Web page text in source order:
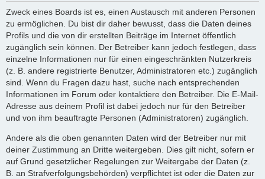
Zweck eines Boards ist es, einen Austausch mit anderen Personen
zu ermöglichen. Du bist dir daher bewusst, dass die Daten deines
Profils und die von dir erstellten Beiträge im Internet öffentlich
zugänglich sein können. Der Betreiber kann jedoch festlegen, dass
einzelne Informationen nur für einen eingeschränkten Nutzerkreis
(z. B. andere registrierte Benutzer, Administratoren etc.) zugänglich
sind. Wenn du Fragen dazu hast, suche nach entsprechenden
Informationen im Forum oder kontaktiere den Betreiber. Die E-Mail-
Adresse aus deinem Profil ist dabei jedoch nur für den Betreiber
und von ihm beauftragte Personen (Administratoren) zugänglich.
Andere als die oben genannten Daten wird der Betreiber nur mit
deiner Zustimmung an Dritte weitergeben. Dies gilt nicht, sofern er
auf Grund gesetzlicher Regelungen zur Weitergabe der Daten (z.
B. an Strafverfolgungsbehörden) verpflichtet ist oder die Daten zur